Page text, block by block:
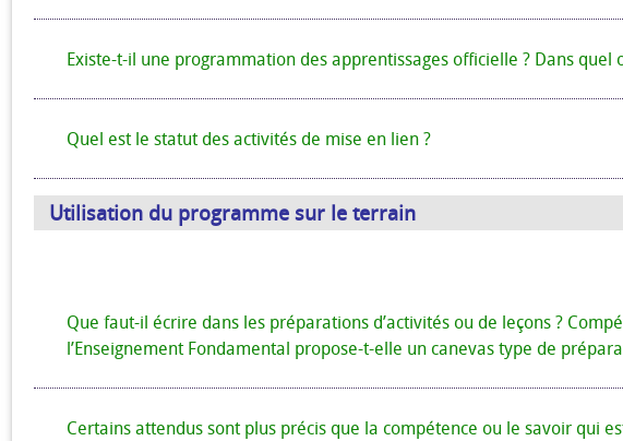
Existe-t-il une programmation des apprentissages officielle ? Dans
Quel est le statut des activités de mise en lien ?
Utilisation du programme sur le terrain
Que faut-il écrire dans les préparations d’activités ou de leçons ?
l’Enseignement Fondamental propose-t-elle un canevas type de
Certains attendus sont plus précis que la compétence ou le savoir qui